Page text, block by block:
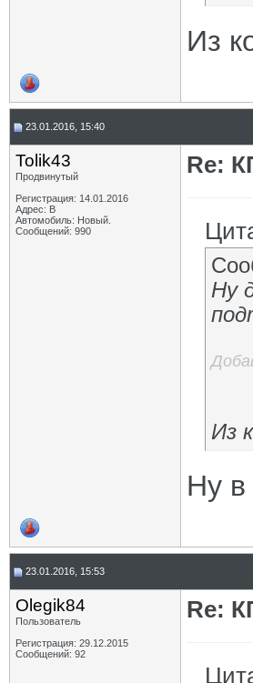
Из
23.01.2016, 15:40
Tolik43
Продвинутый
Регистрация: 14.01.2016
Адрес: В
Автомобиль: Новый.
Сообщений: 990
Re:
Ну
Из
Ну в
23.01.2016, 15:53
Olegik84
Пользователь
Регистрация: 29.12.2015
Сообщений: 92
Re: